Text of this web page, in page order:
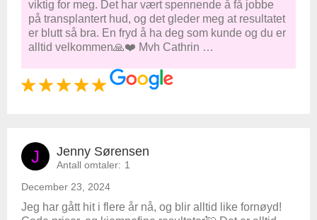
viktig for meg. Det har vært spennende å få jobbe
på transplantert hud, og det gleder meg at resultatet
er blutt så bra. En fryd å ha deg som kunde og du er
alltid velkommen🙏❤️ Mvh Cathrin …
J Jenny Sørensen
Antall omtaler: 1
December 23, 2024
Jeg har gått hit i flere år nå, og blir alltid like fornøyd!